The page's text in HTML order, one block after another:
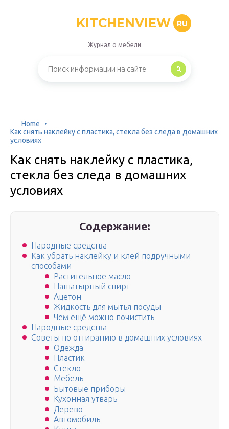
KITCHENVIEW RU
Журнал о мебели
Home
Как снять наклейку с пластика, стекла без следа в домашних
условиях
Как снять наклейку с пластика,
стекла без следа в домашних
условиях
Содержание:
Народные средства
Как убрать наклейку и клей подручными
способами
Растительное масло
Нашатырный спирт
Ацетон
Жидкость для мытья посуды
Чем ещё можно почистить
Народные средства
Советы по оттиранию в домашних условиях
Одежда
Пластик
Стекло
Мебель
Бытовые приборы
Кухонная утварь
Дерево
Автомобиль